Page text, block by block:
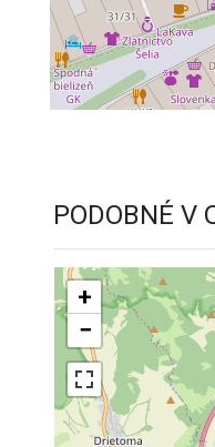
PODOBNÉ V
+
−